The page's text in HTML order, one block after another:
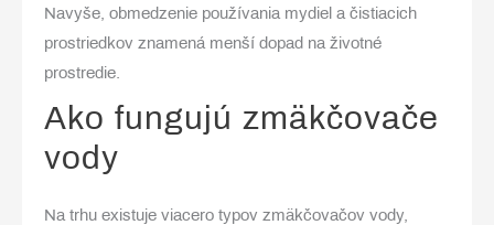
Navyše, obmedzenie používania mydiel a čistiacich
prostriedkov znamená menší dopad na životné
prostredie.
Ako fungujú zmäkčovače
vody
Na trhu existuje viacero typov zmäkčovačov vody,